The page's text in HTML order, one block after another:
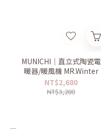
MUNICHI｜直立式陶瓷電
暖器/暖風機 MR.Winter
NT$2,680
NT$3,280